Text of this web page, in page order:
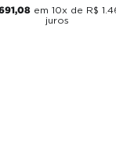
,08 em 10x de R$ 1
juros